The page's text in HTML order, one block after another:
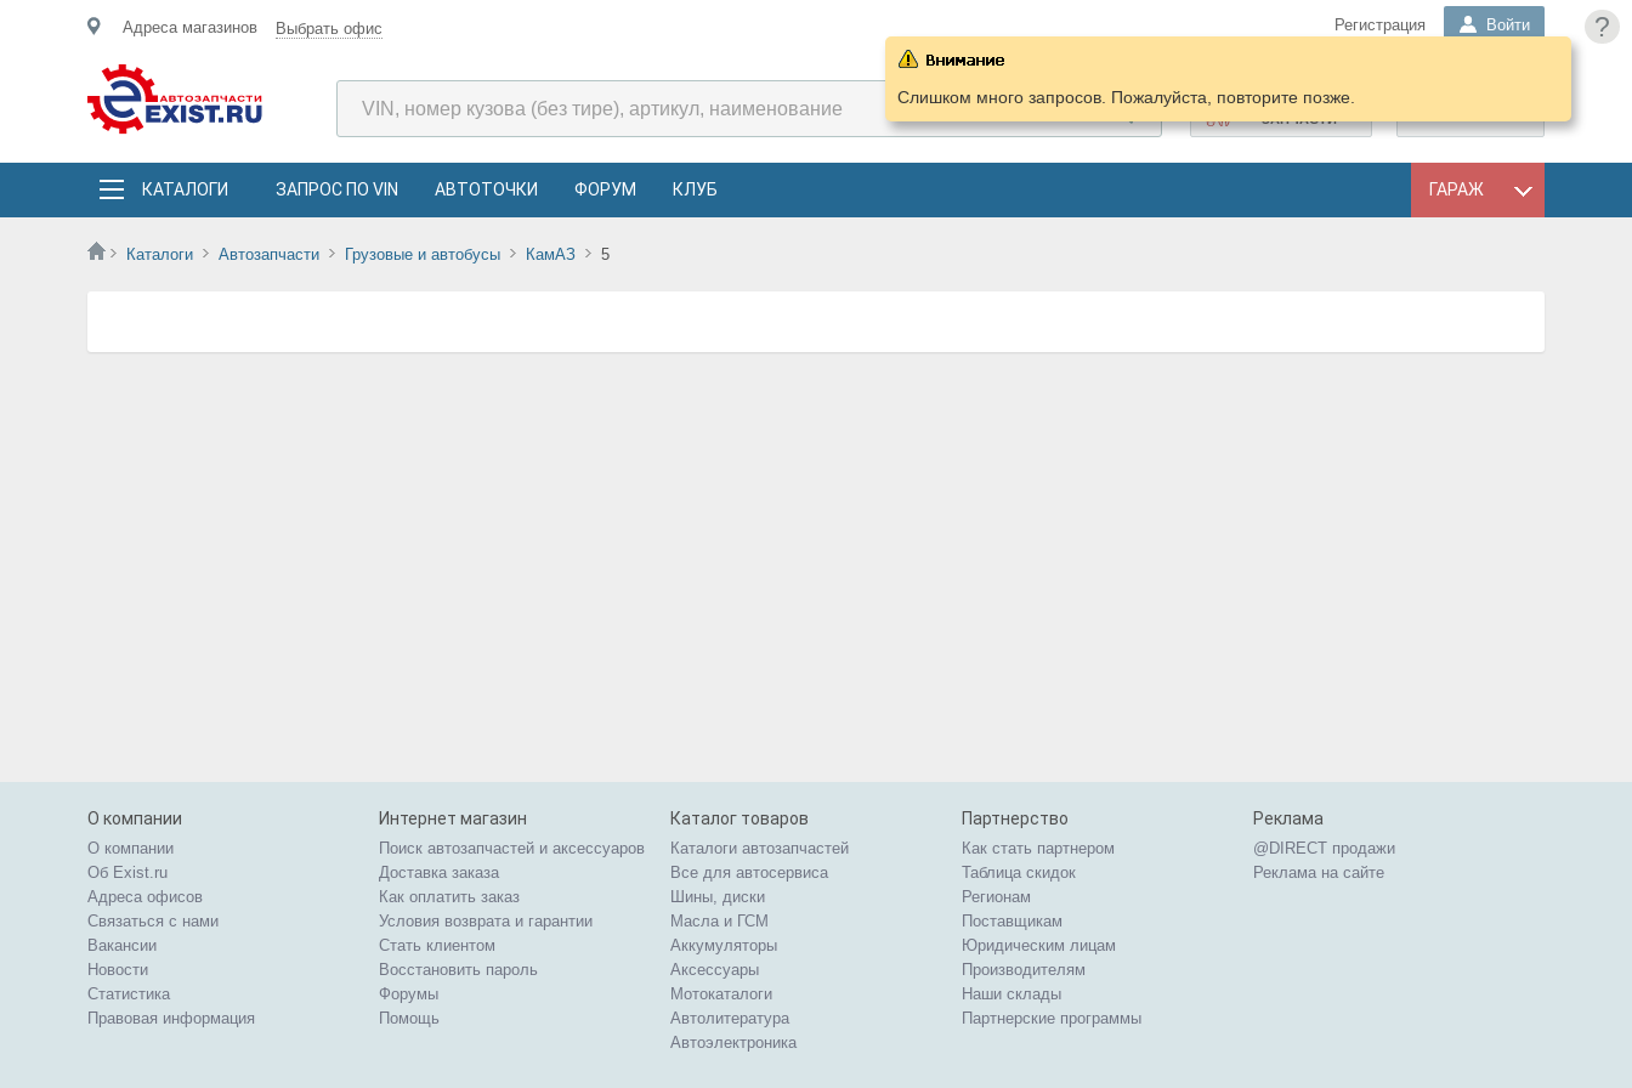
?
Адреса магазинов Выбрать офис Регистрация Войти
ПОДОБРАТЬ
ЗАПЧАСТИ
КАТАЛОГИ ЗАПРОС ПО VIN АВТОТОЧКИ ФОРУМ КЛУБ ГАРАЖ
Каталоги Автозапчасти Грузовые и автобусы КамАЗ 5
Слишком много запросов. Пожалуйста, повторите позже.
О компании
О компании
Об Exist.ru
Адреса офисов
Связаться с нами
Вакансии
Новости
Статистика
Правовая информация
Интернет магазин
Поиск автозапчастей и аксессуаров
Доставка заказа
Как оплатить заказ
Условия возврата и гарантии
Стать клиентом
Восстановить пароль
Форумы
Помощь
Каталог товаров
Каталоги автозапчастей
Все для автосервиса
Шины, диски
Масла и ГСМ
Аккумуляторы
Аксессуары
Мотокаталоги
Автолитература
Автоэлектроника
Партнерство
Как стать партнером
Таблица скидок
Регионам
Поставщикам
Юридическим лицам
Производителям
Наши склады
Партнерские программы
Реклама
@DIRECT продажи
Реклама на сайте